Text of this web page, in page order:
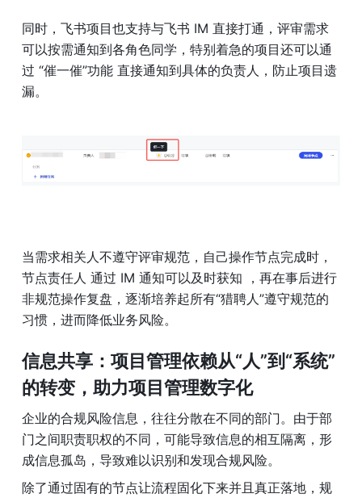
同时，飞书项目也支持与飞书 IM 直接打通，评审需求
可以按需通知到各角色同学，特别着急的项目还可以通
过 “催一催”功能 直接通知到具体的负责人，防止项目遗
漏。
当需求相关人不遵守评审规范，自己操作节点完成时，
节点责任人 通过 IM 通知可以及时获知 ，再在事后进行
非规范操作复盘，逐渐培养起所有“猎聘人”遵守规范的
习惯，进而降低业务风险。
信息共享：项目管理依赖从“人”到“系统”
的转变，助力项目管理数字化
企业的合规风险信息，往往分散在不同的部门。由于部
门之间职责职权的不同，可能导致信息的相互隔离，形
成信息孤岛，导致难以识别和发现合规风险。
除了通过固有的节点让流程固化下来并且真正落地，规